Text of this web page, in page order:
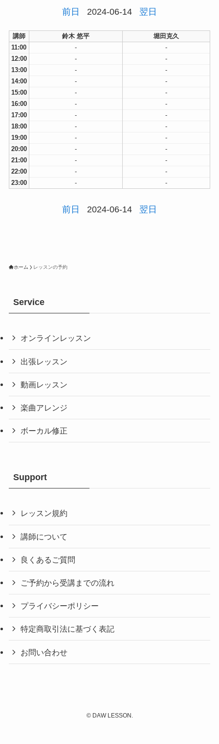
前日 2024-06-14 翌日
講師 鈴木 悠平
堀田克久
11:00
-
-
12:00
-
-
13:00
-
-
14:00
-
-
15:00
-
-
16:00
-
-
17:00
-
-
18:00
-
-
19:00
-
-
20:00
-
-
21:00
-
-
22:00
-
-
23:00
- -
前日 2024-06-14 翌日
ホーム レッスンの予約
Service
オンラインレッスン
出張レッスン
動画レッスン
楽曲アレンジ
ボーカル修正
Support
レッスン規約
講師について
良くあるご質問
ご予約から受講までの流れ
プライバシーポリシー
特定商取引法に基づく表記
お問い合わせ
©DAW LESSON.